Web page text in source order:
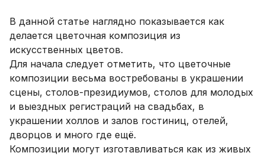
В данной статье наглядно показывается как
делается цветочная композиция из
искусственных цветов.
Для начала следует отметить, что цветочные
композиции весьма востребованы в украшении
сцены, столов-президиумов, столов для молодых
и выездных регистраций на свадьбах, в
украшении холлов и залов гостиниц, отелей,
дворцов и много где ещё.
Композиции могут изготавливаться как из живых